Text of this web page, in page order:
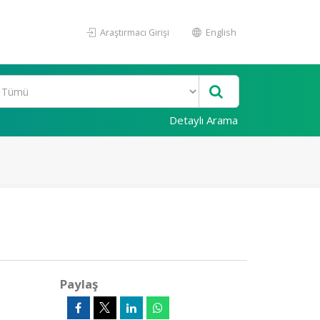
Araştırmacı Girişi English
Detaylı Arama
Paylaş